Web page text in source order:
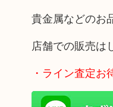
貴金属などのお
店舗での販売は
・ライン査定お